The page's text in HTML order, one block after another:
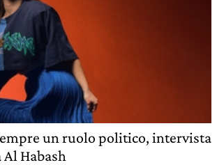
un ruolo politico, intervista
Habash